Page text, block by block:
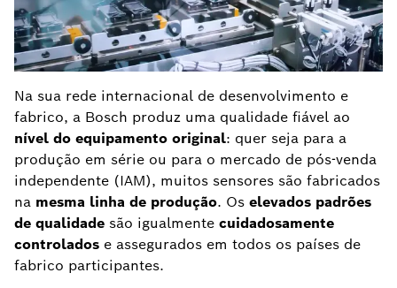
Na sua rede internacional de desenvolvimento e
fabrico, a Bosch produz uma qualidade fiável ao
nível do equipamento original: quer seja para a
produção em série ou para o mercado de pós-venda
independente (IAM), muitos sensores são fabricados
na mesma linha de produção. Os elevados padrões
de qualidade são igualmente cuidadosamente
controlados e assegurados em todos os países de
fabrico participantes.